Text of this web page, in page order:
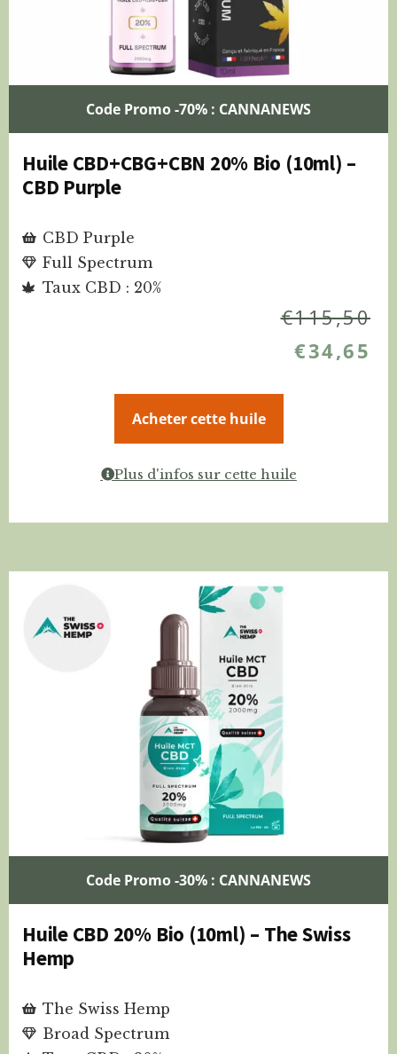
Code Promo -70% : CANNANEWS
Huile CBD+CBG+CBN 20% Bio (10ml) –
CBD Purple
CBD Purple
Full Spectrum
Taux CBD : 20%
€115,50
€34,65
Acheter cette huile
Plus d'infos sur cette huile
Code Promo -30% : CANNANEWS
Huile CBD 20% Bio (10ml) – The Swiss
Hemp
The Swiss Hemp
Broad Spectrum